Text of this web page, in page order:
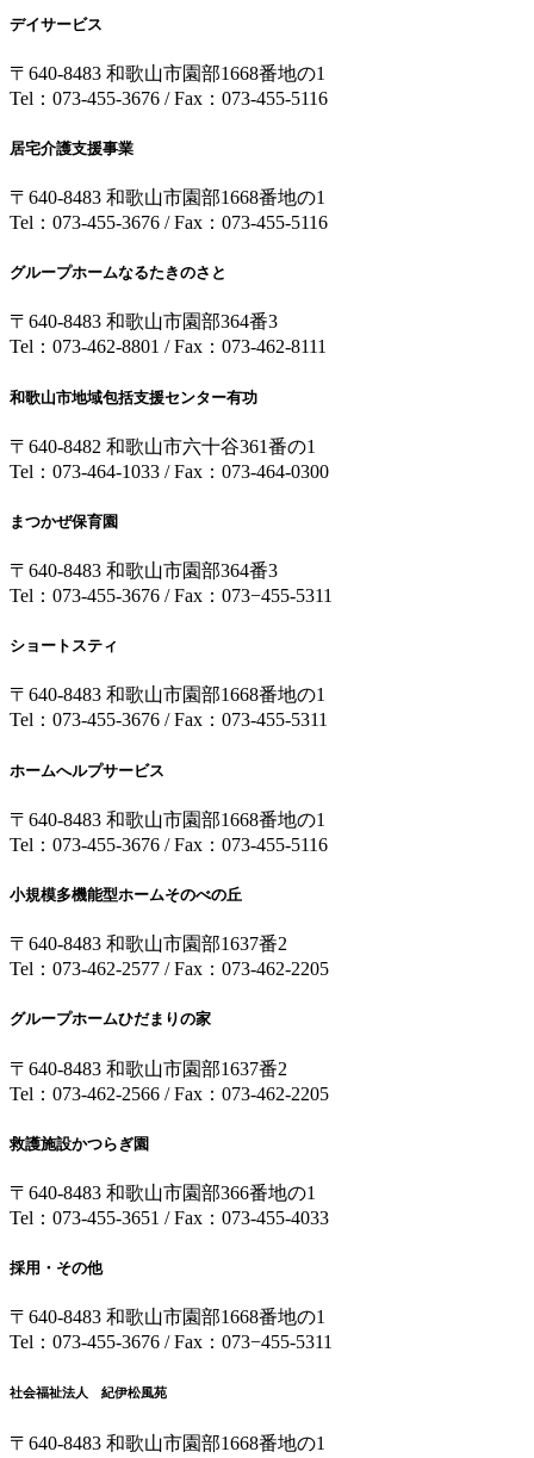
デイサービス
〒640-8483 和歌山市園部1668番地の1
Tel：073-455-3676 / Fax：073-455-5116
居宅介護支援事業
〒640-8483 和歌山市園部1668番地の1
Tel：073-455-3676 / Fax：073-455-5116
グループホームなるたきのさと
〒640-8483 和歌山市園部364番3
Tel：073-462-8801 / Fax：073-462-8111
和歌山市地域包括支援センター有功
〒640-8482 和歌山市六十谷361番の1
Tel：073-464-1033 / Fax：073-464-0300
まつかぜ保育園
〒640-8483 和歌山市園部364番3
Tel：073-455-3676 / Fax：073−455-5311
ショートスティ
〒640-8483 和歌山市園部1668番地の1
Tel：073-455-3676 / Fax：073-455-5311
ホームへルプサービス
〒640-8483 和歌山市園部1668番地の1
Tel：073-455-3676 / Fax：073-455-5116
小規模多機能型ホームそのべの丘
〒640-8483 和歌山市園部1637番2
Tel：073-462-2577 / Fax：073-462-2205
グループホームひだまりの家
〒640-8483 和歌山市園部1637番2
Tel：073-462-2566 / Fax：073-462-2205
救護施設かつらぎ園
〒640-8483 和歌山市園部366番地の1
Tel：073-455-3651 / Fax：073-455-4033
採用・その他
〒640-8483 和歌山市園部1668番地の1
Tel：073-455-3676 / Fax：073−455-5311
社会福祉法人 紀伊松風苑
〒640-8483 和歌山市園部1668番地の1